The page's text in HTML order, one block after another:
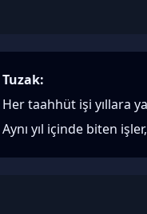
Tuzak:
Her taahhüt işi yıllara
Aynı yıl içinde biten